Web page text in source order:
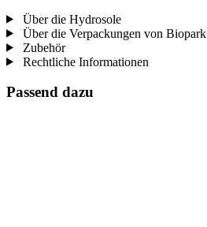
Über die Hydrosole
Über die Verpackungen von Biopark
Zubehör
Rechtliche Informationen
Passend dazu